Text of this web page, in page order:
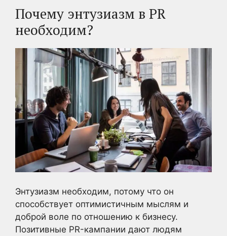
Почему энтузиазм в PR
необходим?
Энтузиазм необходим, потому что он
способствует оптимистичным мыслям и
доброй воле по отношению к бизнесу.
Позитивные PR-кампании дают людям